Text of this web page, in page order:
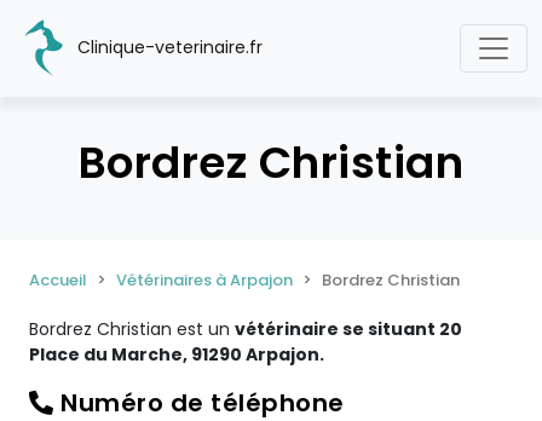
Clinique-veterinaire.fr
Bordrez Christian
Accueil Vétérinaires à Arpajon Bordrez Christian
Bordrez Christian est un vétérinaire se situant 20
Place du Marche, 91290 Arpajon.
Numéro de téléphone